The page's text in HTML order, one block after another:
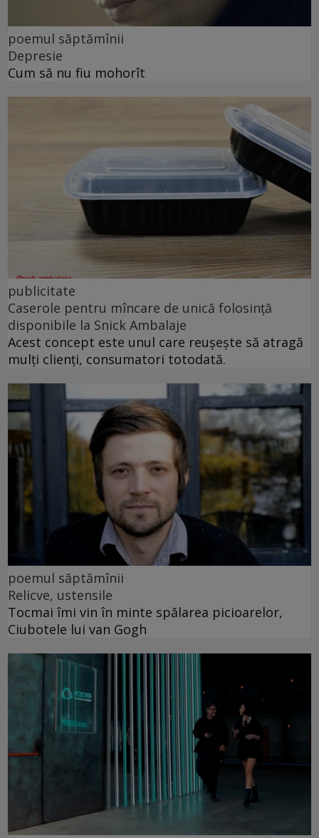
poemul săptămînii
Depresie
Cum să nu fiu mohorît
publicitate
Caserole pentru mîncare de unică folosință
disponibile la Snick Ambalaje
Acest concept este unul care reușește să atragă
mulți clienți, consumatori totodată.
poemul săptămînii
Relicve, ustensile
Tocmai îmi vin în minte spălarea picioarelor,
Ciubotele lui van Gogh